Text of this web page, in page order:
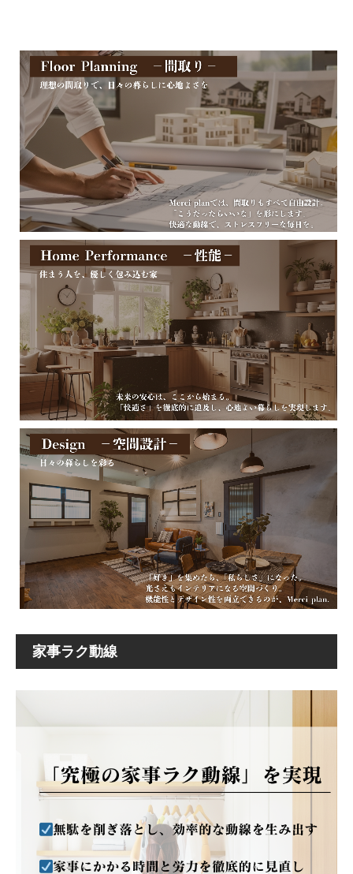
家事ラク動線